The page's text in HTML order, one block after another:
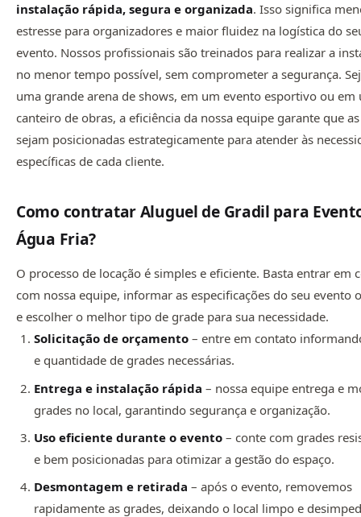
instalação rápida, segura e organizada. Isso significa
estresse para organizadores e maior fluidez na logística do
evento. Nossos profissionais são treinados para realizar a
no menor tempo possível, sem comprometer a segurança.
uma grande arena de shows, em um evento esportivo ou em
canteiro de obras, a eficiência da nossa equipe garante que
sejam posicionadas estrategicamente para atender às
específicas de cada cliente.
Como contratar Aluguel de Gradil para
Água Fria?
O processo de locação é simples e eficiente. Basta entrar em
com nossa equipe, informar as especificações do seu evento
e escolher o melhor tipo de grade para sua necessidade.
Solicitação de orçamento – entre em contato
e quantidade de grades necessárias.
Entrega e instalação rápida – nossa equipe entrega e
grades no local, garantindo segurança e organização.
Uso eficiente durante o evento – conte com grades
e bem posicionadas para otimizar a gestão do espaço.
Desmontagem e retirada – após o evento, removemos
rapidamente as grades, deixando o local limpo e